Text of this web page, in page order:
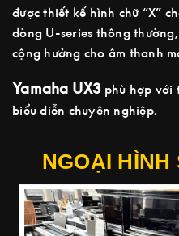
được thiết kế hình chữ “X”
dòng U-series thông
cộng hưởng cho âm thanh
Yamaha UX3phù hợp với
biểu diễn chuyên nghiệp.
NGOẠI HÌNH